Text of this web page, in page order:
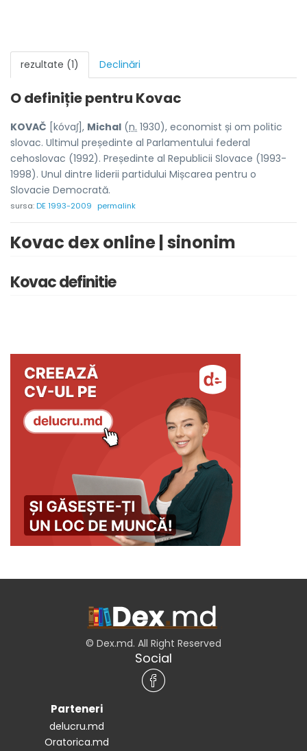
rezultate (1) Declinări
O definiție pentru Kovac
KOVAČ [kóvaʃ], Michal (n. 1930), economist și om politic
slovac. Ultimul președinte al Parlamentului federal
cehoslovac (1992). Președinte al Republicii Slovace (1993-
1998). Unul dintre liderii partidului Mișcarea pentru o
Slovacie Democrată.
sursa:DE 1993-2009 permalink
Kovac dex online | sinonim
Kovac definitie
© Dex.md. All Right Reserved
Social
Parteneri
delucru.md
Oratorica.md